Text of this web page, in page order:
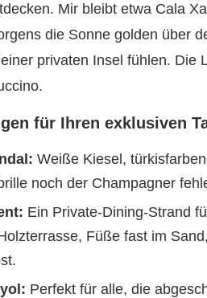
Mir bleibt etwa Cala
die Sonne golden über
privaten Insel fühlen. Die
für Ihren exklusiven
Weiße Kiesel,
noch der Champagner
Ein Private-Dining-Strand
Füße fast im
Perfekt für alle, die